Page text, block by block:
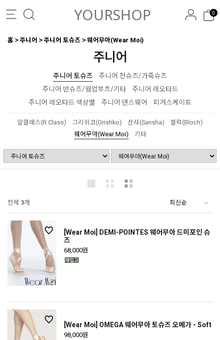
YOURSHOP 0
홈 주니어 주니어 토슈즈 웨어무아(Wear Moi)
주니어
주니어 토슈즈
주니어 천슈즈/가죽슈즈
주니어 반슈즈/웜업부츠/기타 주니어 레오타드
주니어 레오타드 색상별
주니어 댄스웨어 피겨스케이트
알클래스(R Class) 그리쉬코(Grishko) 산샤(Sansha)
블락(Bloch)
웨어무아(Wear Moi)
기타
전체 3개
[Wear Moi] DEMI-POINTES 웨어무아 드미포인 슈
즈
68,000원
[Wear Moi] OMEGA 웨어무아 토슈즈 오메가 - Soft
98,000원